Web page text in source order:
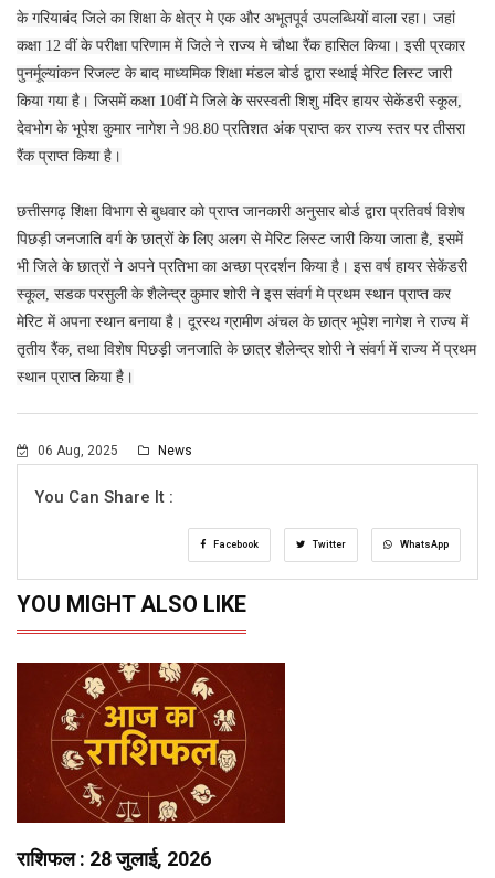
के गरियाबंद जिले का शिक्षा के क्षेत्र मे एक और अभूतपूर्व उपलब्धियों वाला रहा। जहां
कक्षा 12 वीं के परीक्षा परिणाम में जिले ने राज्य मे चौथा रैंक हासिल किया। इसी प्रकार
पुनर्मूल्यांकन रिजल्ट के बाद माध्यमिक शिक्षा मंडल बोर्ड द्वारा स्थाई मेरिट लिस्ट जारी
किया गया है। जिसमें कक्षा 10वीं मे जिले के सरस्वती शिशु मंदिर हायर सेकेंडरी स्कूल,
देवभोग के भूपेश कुमार नागेश ने 98.80 प्रतिशत अंक प्राप्त कर राज्य स्तर पर तीसरा
रैंक प्राप्त किया है।
छत्तीसगढ़ शिक्षा विभाग से बुधवार काे प्राप्त जानकारी अनुसार बोर्ड द्वारा प्रतिवर्ष विशेष
पिछड़ी जनजाति वर्ग के छात्रों के लिए अलग से मेरिट लिस्ट जारी किया जाता है, इसमें
भी जिले के छात्रों ने अपने प्रतिभा का अच्छा प्रदर्शन किया है। इस वर्ष हायर सेकेंडरी
स्कूल, सडक परसुली के शैलेन्द्र कुमार शोरी ने इस संवर्ग मे प्रथम स्थान प्राप्त कर
मेरिट में अपना स्थान बनाया है। दूरस्थ ग्रामीण अंचल के छात्र भूपेश नागेश ने राज्य में
तृतीय रैंक, तथा विशेष पिछड़ी जनजाति के छात्र शैलेन्द्र शोरी ने संवर्ग में राज्य में प्रथम
स्थान प्राप्त किया है।
06 Aug, 2025 News
You Can Share It :
Facebook Twitter WhatsApp
YOU MIGHT ALSO LIKE
राशिफल : 28 जुलाई, 2026